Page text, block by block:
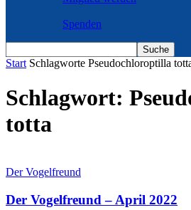
Spenden
Start Schlagworte Pseudochloroptilla
Schlagwort:
totta
Der Vogelfreund
Der Vogelfreund – April 2022